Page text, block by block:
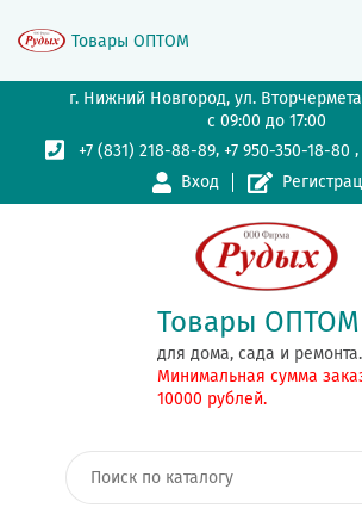
г. Нижний Новгород, ул.
с 09:00 до 17:00
+7 (831) 218-88-89,+7 950-350-18-80
Вход
Товары ОПТОМ
для дома, сада и ремонта.
Минимальная сумма
10000 рублей.
Товары ОПТОМ